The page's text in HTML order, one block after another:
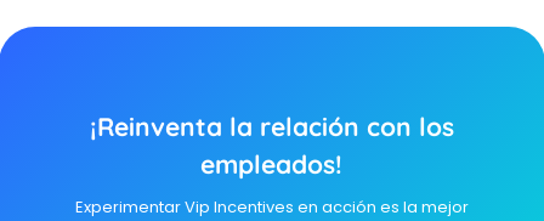
¡Reinventa la relación con los
empleados!
Experimentar Vip Incentives en acción es la mejor